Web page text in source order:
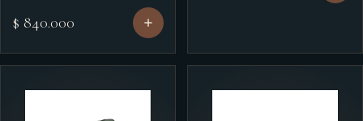
$ 840.000